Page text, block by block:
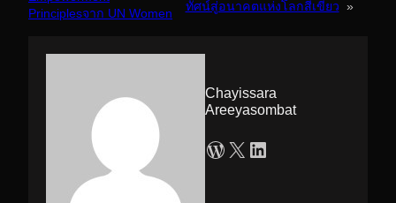
Principlesจาก UN Women
ทัศน์สู่อนาคตแห่งโลกสีเขียว »
Chayissara
Areeyasombat
WordPress X LinkedIn